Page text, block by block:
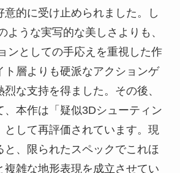
意的に受け止められました。し
ような実写的な美しさよりも、
ンとしての手応えを重視した作
ト層よりも硬派なアクションゲ
な支持を得ました。その後、
、本作は「疑似3Dシューティン
として再評価されています。現
と、限られたスペックでこれほ
複雑な地形表現を成立させてい